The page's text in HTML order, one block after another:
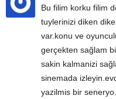
Bu filim korku filim
tuylerinizi diken
var.konu ve
gerçekten sağlam
sakin kalmanizi
sinemada
yazilmis bir